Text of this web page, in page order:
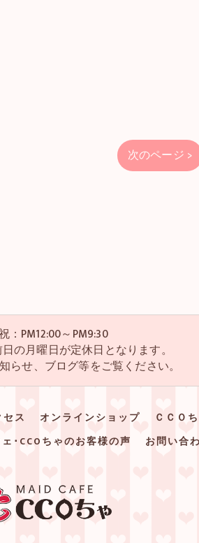
次のページ >
：PM12:00～PM9:30
の月曜日が定休日となります。
せ、ブログ等をご覧ください。
ス オンラインショップ
ＣＣＯ
･CCOちゃのお客様の声 お問い合